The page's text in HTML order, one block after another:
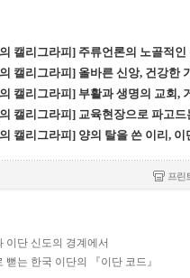
캘리그라피] 주류언론의 노골적
캘리그라피] 올바른 신앙, 건강한
캘리그라피] 부활과 생명의 교회,
캘리그라피] 교육현장으로 파고
캘리그라피] 양의 탈을 쓴 이리,
프린
이단 신도의 경계에서
뻗는 한국 이단의 『이단 코드』